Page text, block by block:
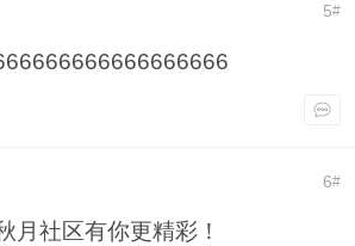
5#
6#
月社区有你更精彩！